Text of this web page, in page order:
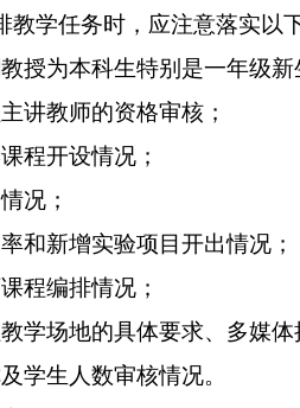
教学任务时，应注意落实以
授为本科生特别是一年级
讲教师的资格审核；
程开设情况；
况；
和新增实验项目开出情况；
程编排情况；
学场地的具体要求、多媒
学生人数审核情况。